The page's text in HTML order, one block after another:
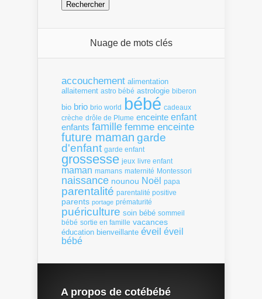
Nuage de mots clés
accouchement alimentation
allaitement astro bébé astrologie biberon
bio brio brio world bébé cadeaux
crèche drôle de Plume enceinte enfant
enfants famille femme enceinte
future maman garde
d'enfant garde enfant
grossesse jeux livre enfant
maman mamans maternité Montessori
naissance nounou Noël papa
parentalité parentalité positive
parents portage prématurité
puériculture soin bébé sommeil
bébé sortie en famille vacances
éducation bienveillante éveil éveil
bébé
A propos de cotébébé